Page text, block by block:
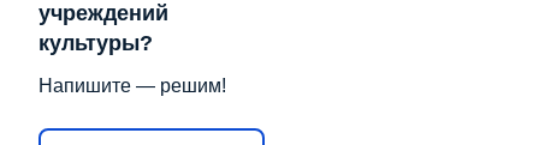
учреждений
культуры?
Напишите — решим!